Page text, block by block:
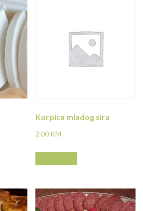
Korpica mladog sira
2.00 KM